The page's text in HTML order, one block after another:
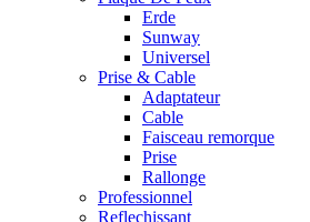
Erde
Sunway
Universel
Prise & Cable
Adaptateur
Cable
Faisceau remorque
Prise
Rallonge
Professionnel
Reflechissant